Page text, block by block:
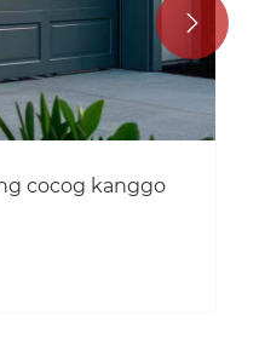
cocog kanggo
